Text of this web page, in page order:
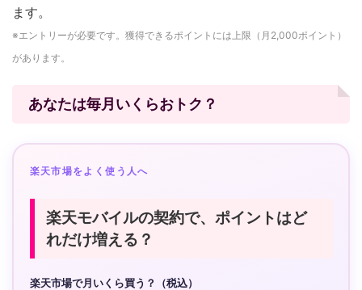
ます。
※エントリーが必要です。獲得できるポイントには上限（月2,000ポイント）
があります。
あなたは毎月いくらおトク？
楽天市場をよく使う人へ
楽天モバイルの契約で、ポイントはど
れだけ増える？
楽天市場で月いくら買う？（税込）